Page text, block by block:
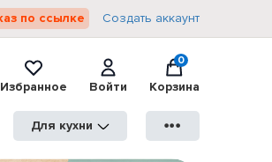
по ссылке Создать аккаунт
Избранное
Войти
0
Корзина
Для кухни ●●●